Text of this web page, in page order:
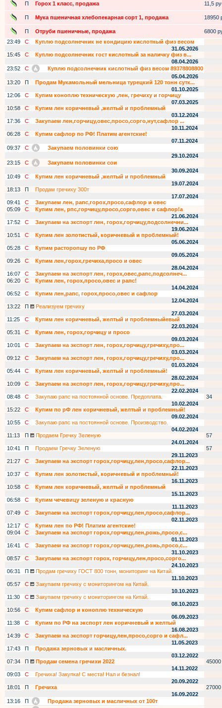
П Горох 1 класс, продажа 11,5
П Мука пшеничная хлебопекарная сорт 1, продажа 18950
П Отруби пшеничные, продажа
6800
23:49
С
Куплю подсолнечник не кондицию кислотный физ весом
31.05.2026
15:45
С
Куплю подсолнечник гост кислотный за наличку физ в...
08.04.2026
23:52
С
Куплю подсолнечник кислотный физ весом 89378808800
05.04.2026
13:20
П
Продам Мукамольный мельница турецкий 120 тонн сутк...
01.10.2025
12:06
С
Купим коноплю техническую ,лен, гречиху и горчицу
07.03.2025
10:58
С
Купим лен коричневый ,желтый и проблемный
03.12.2024
17:36
С
Закупаем лен,горчицу,овес,просо,сорго,нут,сафлор ...
10.11.2024
06:28
С
Купим сафлор по РФ! Платим агентские!
07.11.2024
09:37
С
Закупаем половинки сою
29.10.2024
23:15
С
Закупаем половинки сои
30.09.2024
10:49
С
Купим лен коричневый ,желтый и проблемный
19.07.2024
18:13
П
Продам гречиху 300т
17.07.2024
09:41
С
Закупаем лен, рапс,горох,просо,сафлор и овес
05:09
С
Купим лен, рпс,горчицу,просо,сорго,овес и сафлор!а
21.06.2024
17:52
С
Закупаем на экспорт лен, горох,горчицу,подсолнечни...
19.06.2024
10:51
С
Купим лен золотистый, коричневый и проблемный!
05.06.2024
05:28
С
Купим расторопшу по РФ
09.05.2024
09:26
С
Купим лен,горох,гречиха,просо и овес
28.04.2024
16:07
С
Закупаем на экспорт лен, горох,овес,рапс,подсолнеч...
06:20
С
Купим лен, горох,просо,овес и рапс!
14.04.2024
06:52
С
Купим лен,рапс, горох,просо,овес и сафлор
12.04.2024
13:22
П
Реализуем гречиху
27.03.2024
11:25
С
Купим лен коричневый, желтый и проблемныйевый
22.03.2024
05:31
С
Купим лен, горох,горчицу и просо
09.03.2024
10:01
С
Закупаем на экспорт лен, горох,горчицу,гречиху,про...
03.03.2024
09:12
С
Закупаем на экспорт лен, горох,горчицу,гречиху,про...
01.03.2024
05:44
С
Купим лен коричневый, желтый и проблемный!
28.02.2024
10:09
С
Закупаем на экспорт лен, горох,горчицу,гречиху,про...
22.02.2024
08:48
С Закупаю рапс на постоянной основе. Предоплата.
34
10.02.2024
15:22
С
Купим по рФ лен коричневый, желтый и проблемный!
09.02.2024
10:55
С
Закупаю рапс на постоянной основе. Производство.
04.02.2024
11:13
П Продаем Гречку Зеленую
57
24.01.2024
10:41
П Продаем Гречку Зеленую
57
29.11.2023
21:27
С
Закупаем на экспорт горох,горчицу,лен,просо,сафлор...
22.11.2023
10:37
С
Купим лен золотистый, коричневый и проблемный!
16.11.2023
10:58
С
Купим лен коричневый, желтый и проблемный
15.11.2023
06:58
С
Купим чечевицу зеленую и красную
11.11.2023
07:49
С
Закупаем на экспорт горох,горчицу,лен,просо,сафлор...
02.11.2023
12:17
С
Купим лен по РФ! Платим агентские!
09:04
С
Закупаем на экспорт горох,горчицу,лен,рожь,просо,с...
01.11.2023
16:41
С
Закупаем на экспорт горох,горчицу,лен,рожь,просо,с...
31.10.2023
08:57
С
Закупаем на экспорт горох, горчицу,лен,просо,сорго...
24.10.2023
06:31
П
Продам гречиху ГОСТ 800 тонн, мониторинг на Китай.
11.10.2023
05:57
С
Закупаем гречиху с мониторингом на Китай.
10.10.2023
11:30
С
Закупаем гречиху с мониторингом на Китай.
08.10.2023
10:56
С
Купим сафлор и коноплю техническую
06.09.2023
11:38
С
Купим по РФ на экспорт лен коричневый и желтый
16.08.2023
14:39
С
Закупаем на экспорт горчицу,лен,просо,сорго и сафл...
11.05.2023
17:43
П
Продажа зерновых и масличных.
03.12.2022
07:34
П Продам семена гречихи 2022
45000
14.11.2022
09:03
С
Гречиха! Закупка! С места! Нал и безнал!
20.09.2022
18:01
П Гречиха
27000
16.09.2022
13:16
П
Продажа зерновых и масличных от 100т